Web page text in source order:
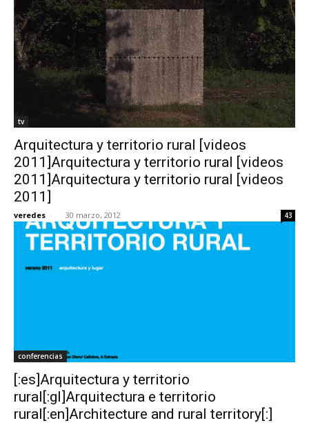
tv
Arquitectura y territorio rural [videos
2011]Arquitectura y territorio rural [videos
2011]Arquitectura y territorio rural [videos
2011]
veredes - 30 marzo, 2012 43
conferencias
[:es]Arquitectura y territorio
rural[:gl]Arquitectura e territorio
rural[:en]Architecture and rural territory[:]